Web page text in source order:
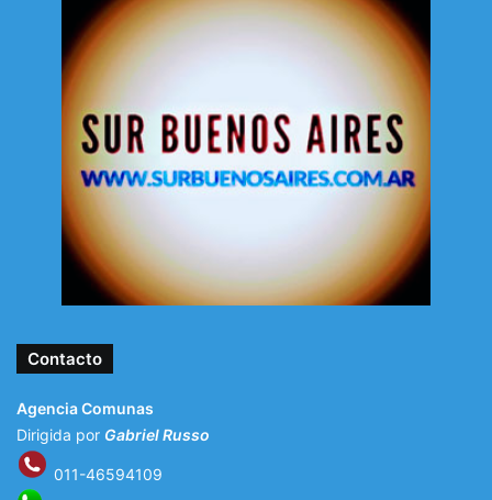
Contacto
Agencia Comunas
Dirigida por Gabriel Russo
011-46594109